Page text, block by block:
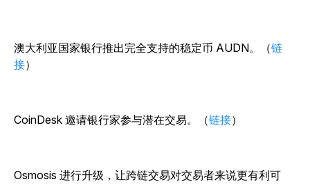
澳大利亚国家银行推出完全支持的稳定币 AUDN。（链
接）
CoinDesk 邀请银行家参与潜在交易。（链接）
Osmosis 进行升级，让跨链交易对交易者来说更有利可